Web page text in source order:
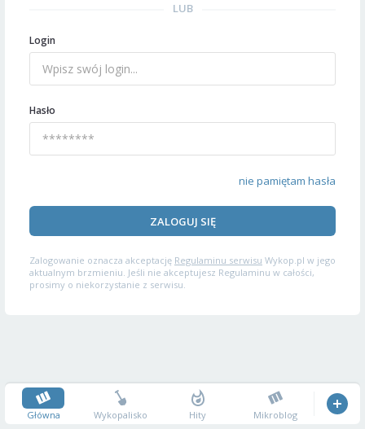
LUB
Login
Hasło
nie pamiętam hasła
ZALOGUJ SIĘ
Zalogowanie oznacza akceptację Regulaminu serwisu Wykop.pl w jego
aktualnym brzmieniu. Jeśli nie akceptujesz Regulaminu w całości,
prosimy o niekorzystanie z serwisu.
Główna Wykopalisko Hity Mikroblog